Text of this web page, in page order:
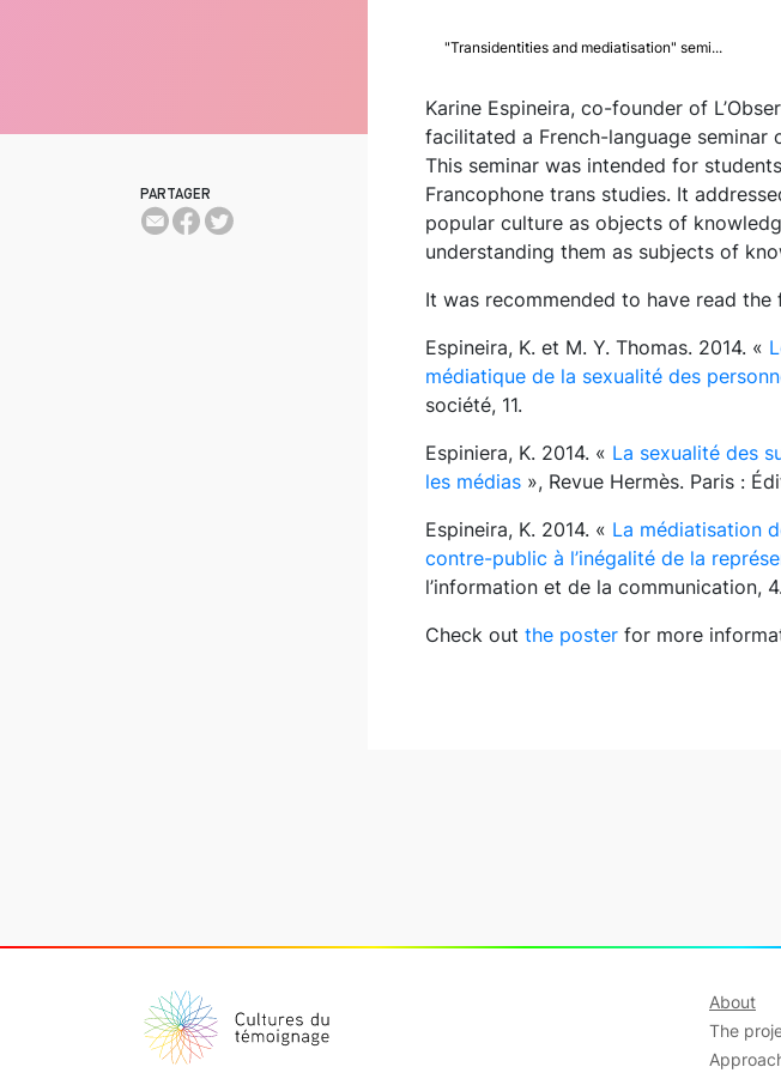
PARTAGER
"Transidentities and mediatisation" semi...
Karine Espineira, co-founder of
facilitated a French-language seminar
This seminar was intended for
Francophone trans studies. It
popular culture as objects of
understanding them as subjects of
It was recommended to have read
Espineira, K. et M. Y. Thomas. 2014. «
médiatique de la sexualité des
société, 11.
Espiniera, K. 2014. « La sexualité des
les médias », Revue Hermès. Paris :
Espineira, K. 2014. « La médiatisation
contre-public à l’inégalité de la
l’information et de la communication, 4.
Check out the poster for more
About
The